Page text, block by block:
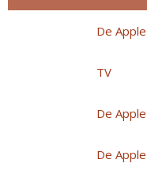
De
TV
De
De